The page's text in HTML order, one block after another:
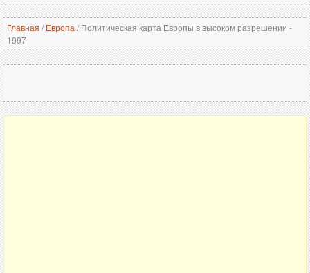
Главная / Европа /Политическая карта Европы в высоком разрешении -
1997